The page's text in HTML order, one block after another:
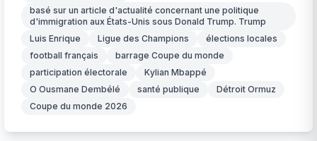
basé sur un article d'actualité concernant une politique
d'immigration aux États-Unis sous Donald Trump. Trump
Luis Enrique
Ligue des Champions
élections locales
football français
barrage Coupe du monde
participation électorale
Kylian Mbappé
O Ousmane Dembélé
santé publique
Détroit Ormuz
Coupe du monde 2026